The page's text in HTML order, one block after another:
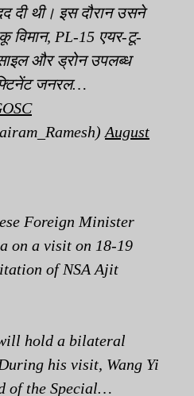
दी थी। इस दौरान उसने
विमान, PL-15 एयर-टू-
और ड्रोन उपलब्ध
जनरल…
August
Foreign Minister
on a visit on 18-19
of NSA Ajit
hold a bilateral
his visit, Wang Yi
of the Special…